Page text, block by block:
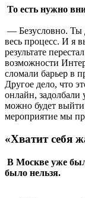
То есть нужно
— Безусловно. Ты
весь процесс. И я
результате
возможности
сломали барьер в
Другое дело, что
онлайн, задолбали
можно будет
мероприятие мы
«Хватит себя
В Москве уже
было нельзя.